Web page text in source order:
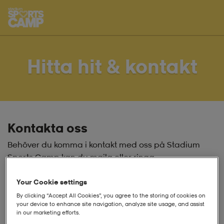
Hoppa till innehåll på sidan
Hitta hit & kontakt
Kontakta oss
Behöver du komma i kontakt med oss på Stadium
Sports Camp kan du maila eller ringa.
info@stadiumsportscamp.se
Kontor
Your Cookie settings
By clicking “Accept All Cookies”, you agree to the storing of cookies on
your device to enhance site navigation, analyze site usage, and assist
in our marketing efforts.